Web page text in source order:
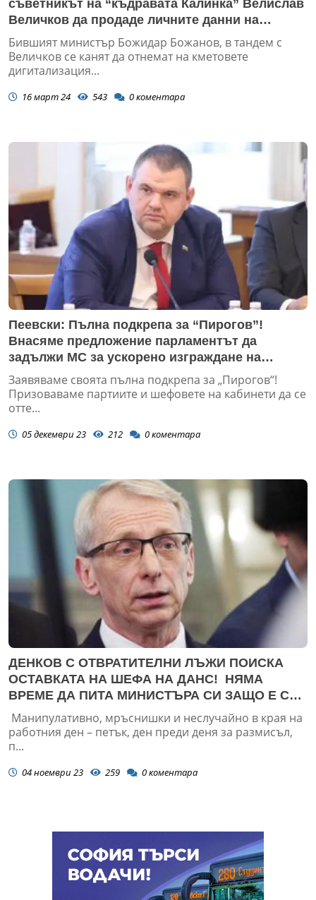
съветникът на “къдравата Калинка” Велислав
Величков да продаде личните данни на
българите за 40 млн. лв.?
Бившият министър Божидар Божанов, в тандем с
Величков се канят да отнемат на кметовете
дигитализация...
16 март 24 543 0коментара
Пеевски: Пълна подкрепа за “Пирогов”!
Внасяме предложение парламентът да
задължи МС за ускорено изграждане на
Детската болница
Заявяваме своята пълна подкрепа за „Пирогов“!
Призоваваме партиите и шефовете на кабинети да се
отте...
05 декември 23 212 0коментара
ДЕНКОВ С ОТВРАТИТЕЛНИ ЛЪЖИ ПОИСКА
ОСТАВКАТА НА ШЕФА НА ДАНС! НЯМА
ВРЕМЕ ДА ПИТА МИНИСТЪРА СИ ЗАЩО Е С
ОХРАНА, НО ИМА ВРЕМЕ ДА ИСКА
ОСТАВКАТА НА ШЕФА НА ДАНС, БЕЗ
ЗАСЕДАНИЕ НА МС, А КАТО ПОЛЗВА КУРИЕР...
Манипулативно, мръснишки и неслучайно в края на
работния ден – петък, ден преди деня за размисъл,
п...
04 ноември 23 259 0коментара